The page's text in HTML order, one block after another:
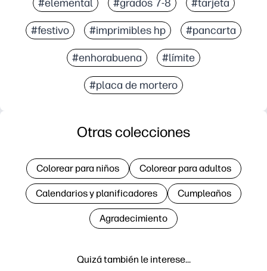
#elemental #grados 7-8 #tarjeta
#festivo #imprimibles hp #pancarta
#enhorabuena #límite
#placa de mortero
Quizá también le interese…
Otras colecciones
Colorear para niños Colorear para adultos
Calendarios y planificadores Cumpleaños
Agradecimiento